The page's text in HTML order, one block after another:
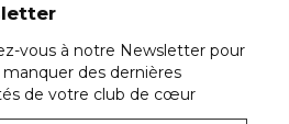
vous à notre Newsletter pour
manquer des dernières
de votre club de cœur